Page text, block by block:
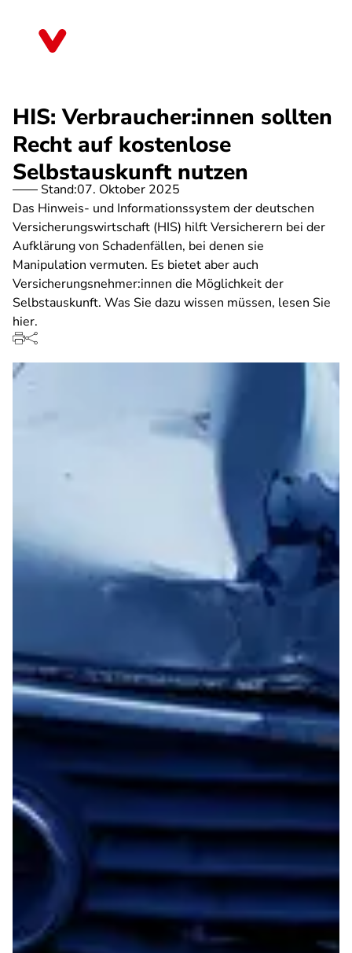
HIS: Verbraucher:innen sollten
Recht auf kostenlose
Selbstauskunft nutzen
Stand:07. Oktober 2025
Das Hinweis- und Informationssystem der deutschen
Versicherungswirtschaft (HIS) hilft Versicherern bei der
Aufklärung von Schadenfällen, bei denen sie
Manipulation vermuten. Es bietet aber auch
Versicherungsnehmer:innen die Möglichkeit der
Selbstauskunft. Was Sie dazu wissen müssen, lesen Sie
hier.